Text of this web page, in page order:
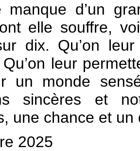
manque d’un
elle souffre,
dix. Qu’on
leur
un monde
sincères et
une chance et un
2025